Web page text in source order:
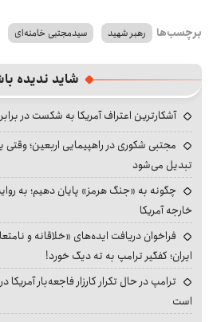
برچسب‌ها رهبر شهید سیدمجتبی خامنه‌ای
شاید ندیده
آشکارترین اعتراف آمریکا به شکست در برابر
مجتبی شکوری در راهپیمایی اربعین؛ وقتی
تبدیل می‌شود
چگونه به «جنگ هرمز» پایان دهیم؛ به
خارجه آمریکا
فراخوان دریافت ایده‌های «خلاقانه و
ایران؛ کفگیر ترامپ به ته دیگ خورد!
ترامپ در حال تکرار کارزار فاجعه‌بار آمریکا
است